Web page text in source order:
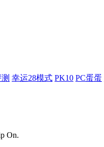
幸运28模式 PK10 PC蛋蛋
On.